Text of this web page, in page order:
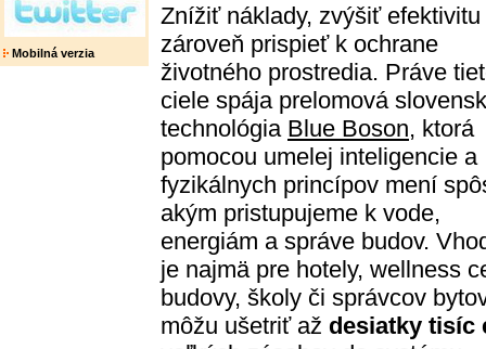
Mobilná verzia
Znížiť náklady, zvýšiť efektivitu
zároveň prispieť k ochrane
životného prostredia. Práve
ciele spája prelomová
technológia Blue Boson, ktorá
pomocou umelej inteligencie a
fyzikálnych princípov mení
akým pristupujeme k vode,
energiám a správe budov.
je najmä pre hotely, wellness
budovy, školy či správcov
môžu ušetriť až desiatky tisíc